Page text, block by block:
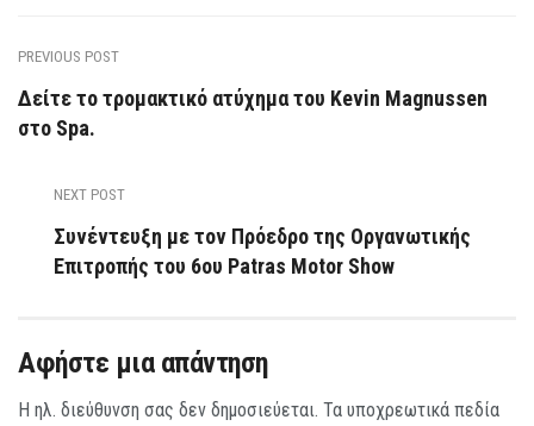
PREVIOUS POST
Δείτε το τρομακτικό ατύχημα του Kevin Magnussen
στο Spa.
NEXT POST
Συνέντευξη με τον Πρόεδρο της Οργανωτικής
Επιτροπής του 6ου Patras Motor Show
Αφήστε μια απάντηση
Η ηλ. διεύθυνση σας δεν δημοσιεύεται. Τα υποχρεωτικά πεδία